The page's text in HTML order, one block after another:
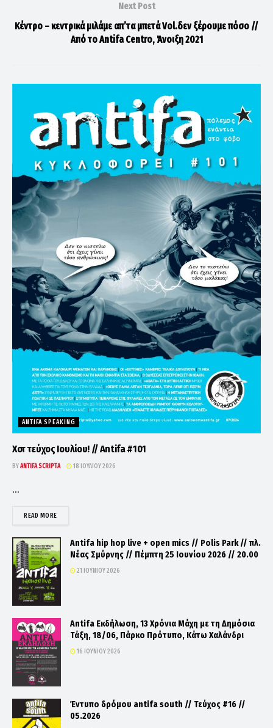
Next Post
Κέντρο – κεντρικά μιλάμε απ’τα μπετά Vol.δεν ξέρουμε πόσο //
Από το Antifa Centro, Άνοιξη 2021
ANTIFA SPEAKING
Χοτ τεύχος Ιουλίου! // Antifa #101
BYANTIFA SCRIPTA 18 ΙΟΥΛΊΟΥ 2026
...
READ MOREDETAILS
Antifa hip hop live + open mics // Polis Park // πλ.
Νέας Σμύρνης // Πέμπτη 25 Ιουνίου 2026 // 20.00
21 ΙΟΥΝΊΟΥ 2026
Antifa Εκδήλωση, 13 Χρόνια Μάχη με τη Δημόσια
Τάξη, 18/06, Πάρκο Πρότυπο, Κάτω Χαλάνδρι
16 ΙΟΥΝΊΟΥ 2026
Έντυπο δρόμου antifa south // Τεύχος #16 //
05.2026